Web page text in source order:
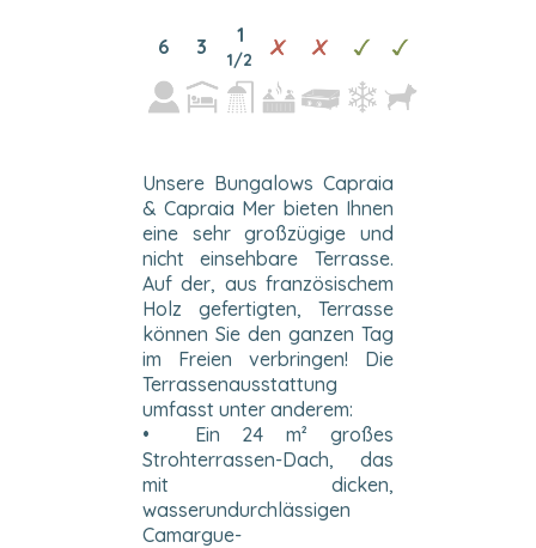
6 3 1
1/2
Unsere Bungalows Capraia
& Capraia Mer bieten Ihnen
eine sehr großzügige und
nicht einsehbare Terrasse.
Auf der, aus französischem
Holz gefertigten, Terrasse
können Sie den ganzen Tag
im Freien verbringen! Die
Terrassenausstattung
umfasst unter anderem:
• Ein 24 m² großes
Strohterrassen-Dach, das
mit dicken,
wasserundurchlässigen
Camargue-